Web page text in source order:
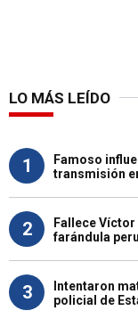
LO MÁS LEÍDO
1
Famoso
transmisión
2
Fallece
farándula
3
Intentaron
policial de